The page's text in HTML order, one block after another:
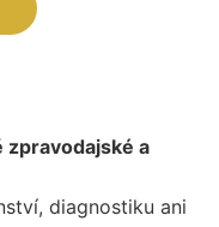
zpravodajské a
diagnostiku ani